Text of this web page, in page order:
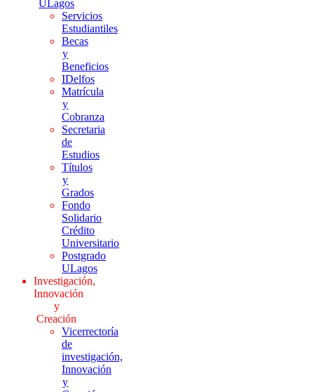
ULagos
Servicios
Estudiantiles
Becas
y
Beneficios
IDelfos
Matrícula
y
Cobranza
Secretaria
de
Estudios
Títulos
y
Grados
Fondo
Solidario
Crédito
Universitario
Postgrado
ULagos
Investigación,
Innovación
y
Creación
Vicerrectoría
de
investigación,
Innovación
y